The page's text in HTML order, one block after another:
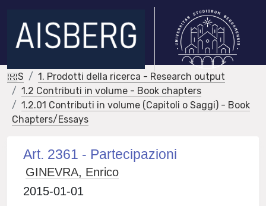
IRIS
1. Prodotti della ricerca - Research output
1.2 Contributi in volume - Book chapters
1.2.01 Contributi in volume (Capitoli o Saggi) - Book
Chapters/Essays
Art. 2361 - Partecipazioni
GINEVRA, Enrico
2015-01-01